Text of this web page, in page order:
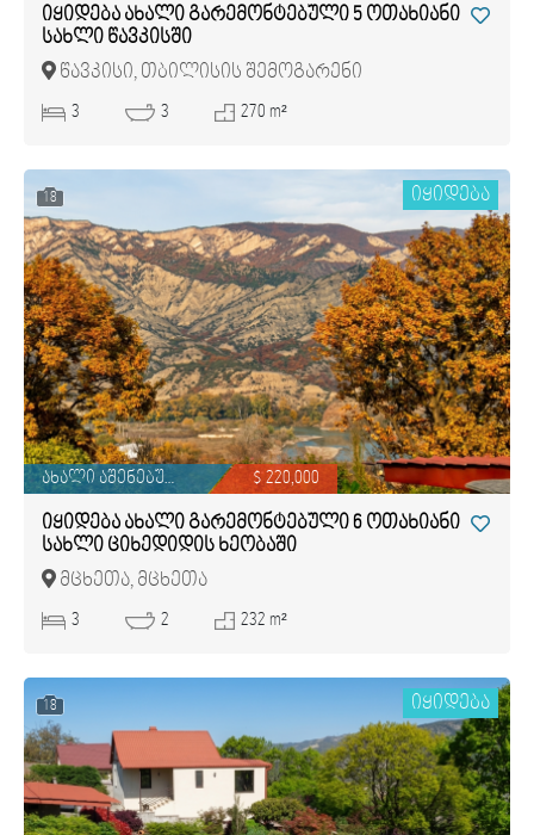
იყიდება ახალი გარემონტებული 5 ოთახიანი
სახლი წავკისში
წავკისი, თბილისის შემოგარენი
3 3 270 m²
18 იყიდება
ახალი აშენებული $ 220,000
იყიდება ახალი გარემონტებული 6 ოთახიანი
სახლი ციხედიდის ხეობაში
მცხეთა, მცხეთა
3 2 232 m²
18 იყიდება